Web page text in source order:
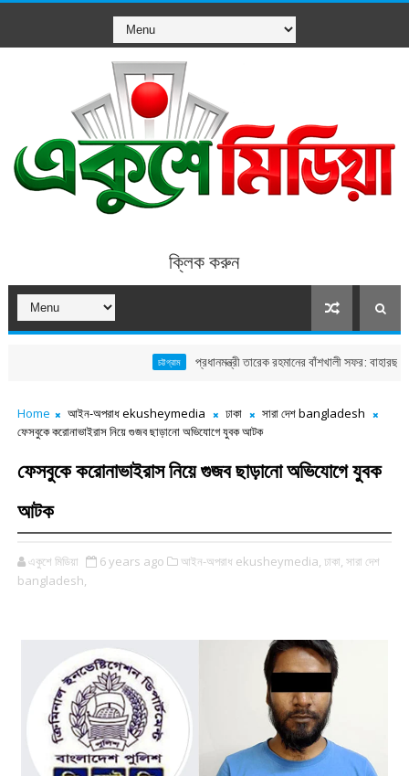
ক্লিক করুন
প্রধানমন্ত্রী তারেক রহমানের বাঁশখালী সফর: বাহারছড়া
Home আইন-অপরাধ ekusheymedia ঢাকা
সারা দেশ bangladesh
ফেসবুকে করোনাভাইরাস নিয়ে গুজব ছাড়ানো অভিযোগে যুবক আটক
ফেসবুকে করোনাভাইরাস নিয়ে গুজব ছাড়ানো অভিযোগে যুবক
আটক
একুশে মিডিয়া 6 years ago আইন-অপরাধ ekusheymedia, ঢাকা, সারা দেশ
bangladesh,